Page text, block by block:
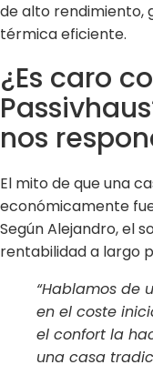
de alto rendimiento,
térmica eficiente.
¿Es caro
nos
El mito de que una
económicamente
Según Alejandro, el
rentabilidad a largo
“Hablamos de
en el coste
el confort la
una casa